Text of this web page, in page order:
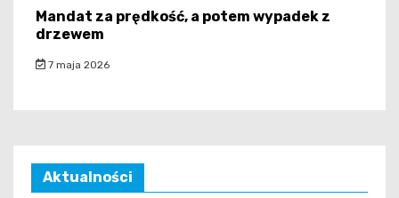
Mandat za prędkość, a potem wypadek z
drzewem
7 maja 2026
Aktualności